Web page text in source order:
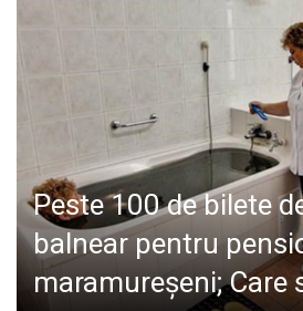
Peste 100 de bilete
balnear pentru
maramureșeni;